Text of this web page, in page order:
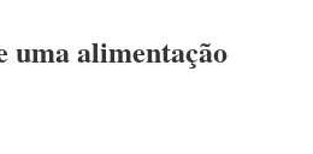
alimentação